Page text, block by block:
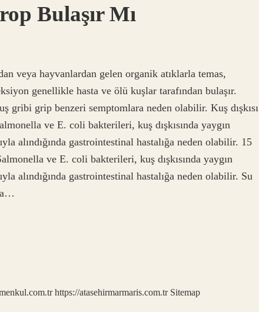
Bulaşır Mı
veya hayvanlardan gelen organik atıklarla temas,
genellikle hasta ve ölü kuşlar tarafından bulaşır.
gribi grip benzeri semptomlara neden olabilir. Kuş dışkısı
ve E. coli bakterileri, kuş dışkısında yaygın
alındığında gastrointestinal hastalığa neden olabilir. 15
ve E. coli bakterileri, kuş dışkısında yaygın
alındığında gastrointestinal hastalığa neden olabilir. Su
https://atasehirmarmaris.com.tr Sitemap